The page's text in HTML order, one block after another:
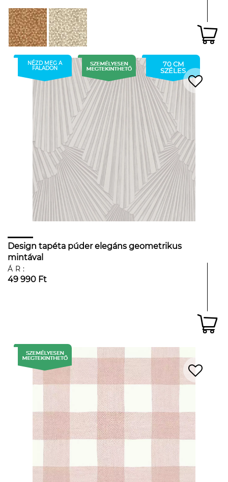
NÉZD MEG A
FALADON
70 CM
SZÉLES
Design tapéta púder elegáns geometrikus
mintával
ÁR:
49 990 Ft